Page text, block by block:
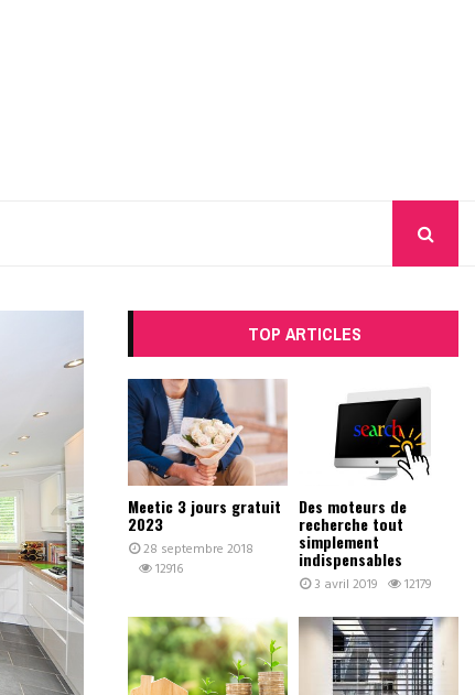
TOP ARTICLES
Meetic 3 jours gratuit
2023
28 septembre 2018
12916
Des moteurs de
recherche tout
simplement
indispensables
3 avril 2019 12179